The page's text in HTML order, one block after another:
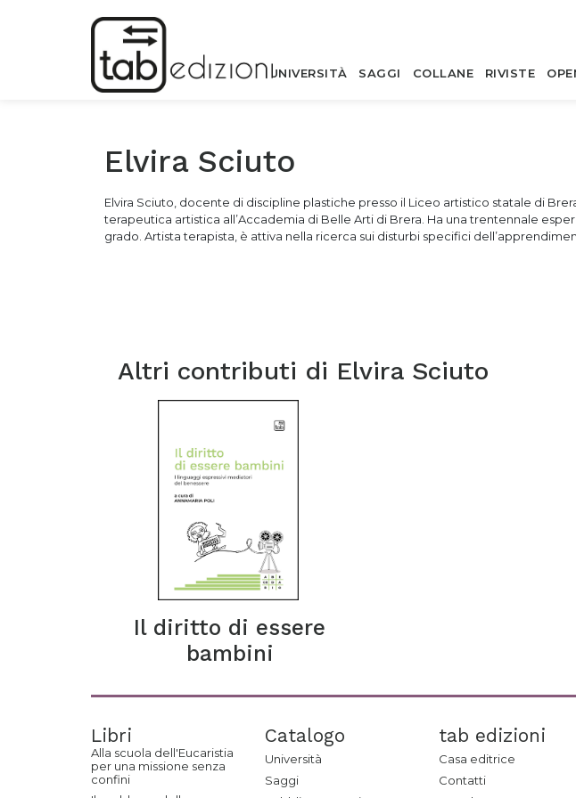
UNIVERSITÀ SAGGI COLLANE RIVISTE
Elvira Sciuto
Elvira Sciuto, docente di discipline plastiche presso il Liceo artistico statale di
terapeutica artistica all’Accademia di Belle Arti di Brera. Ha una trentennale
grado. Artista terapista, è attiva nella ricerca sui disturbi specifici
Altri contributi di Elvira Sciuto
Il diritto di essere
bambini
Libri
Alla scuola dell'Eucaristia
per una missione senza
confini
Catalogo
Università
Saggi
tab edizioni
Casa editrice
Contatti